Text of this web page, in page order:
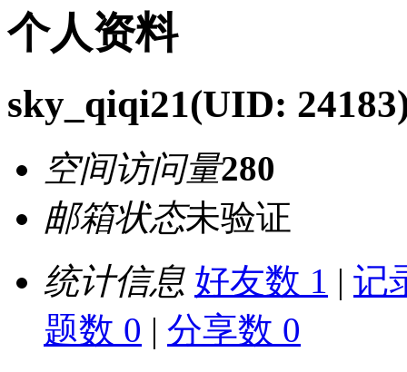
个人资料
sky_qiqi21(UID:
空间访问量280
邮箱状态未验证
统计信息 好友数 1 | 记
题数 0 | 分享数 0